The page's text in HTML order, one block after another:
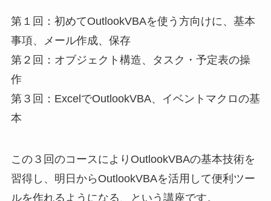
第１回：初めてOutlookVBAを使う方向けに、基本
事項、メール作成、保存
第２回：オブジェクト構造、タスク・予定表の操
作
第３回：ExcelでOutlookVBA、イベントマクロの基
本
この３回のコースによりOutlookVBAの基本技術を
習得し、明日からOutlookVBAを活用して便利ツー
ルを作れるようになる、という講座です。